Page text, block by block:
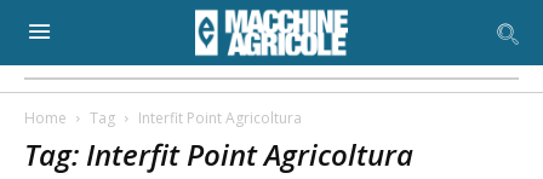
Home Tag Interfit Point Agricoltura
Tag: Interfit Point Agricoltura